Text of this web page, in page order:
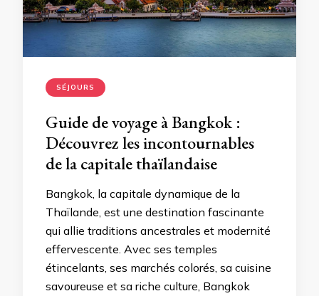
SÉJOURS
Guide de voyage à Bangkok :
Découvrez les incontournables
de la capitale thaïlandaise
Bangkok, la capitale dynamique de la
Thaïlande, est une destination fascinante
qui allie traditions ancestrales et modernité
effervescente. Avec ses temples
étincelants, ses marchés colorés, sa cuisine
savoureuse et sa riche culture, Bangkok